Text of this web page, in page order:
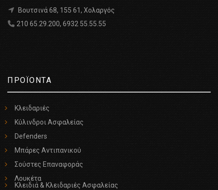
Βουτσινά 68, 155 61, Χολαργός
210 65.29.200, 6932 55.55.55
ΠΡΟΪΟΝΤΑ
Κλειδαριές
Κύλινδροι Ασφαλείας
Defenders
Μπάρες Αντιπανικού
Σούστες Επαναφοράς
Λουκέτα
Κλειδιά & Κλειδαριές Ασφαλείας